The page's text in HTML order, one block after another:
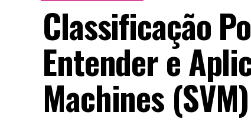
Classificação
Entender e
Machines